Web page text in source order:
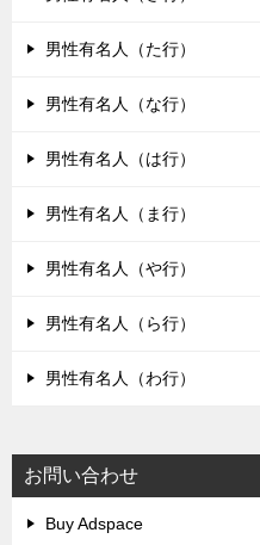
男性有名人（た行）
男性有名人（な行）
男性有名人（は行）
男性有名人（ま行）
男性有名人（や行）
男性有名人（ら行）
男性有名人（わ行）
お問い合わせ
Buy Adspace